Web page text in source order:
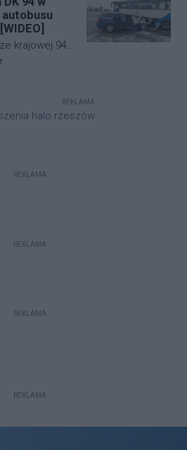
że
huk, a
kulę ognia,
krajowej 94
doszło
komentarzy artykułu:
REKLAMA
REKLAMA
REKLAMA
REKLAMA
REKLAMA